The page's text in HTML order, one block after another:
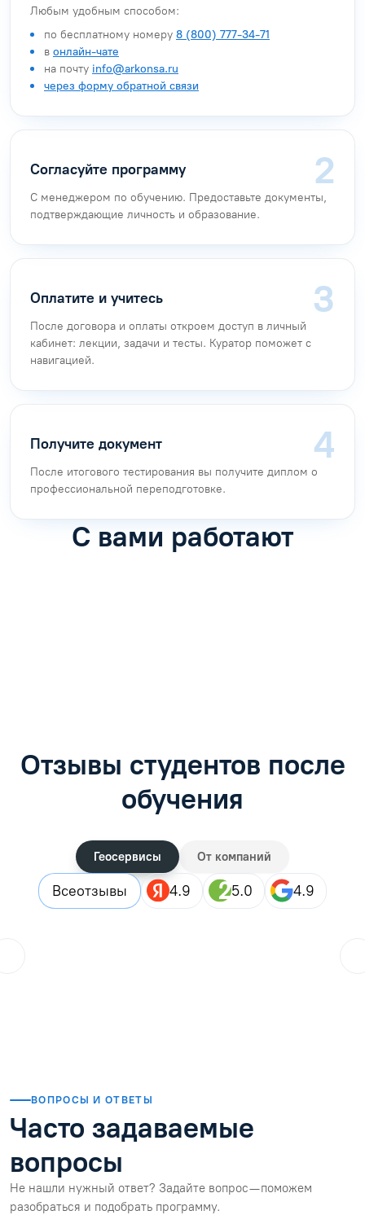
Любым удобным способом:
по бесплатному номеру 8 (800) 777-34-71
в онлайн-чате
на почту info@arkonsa.ru
через форму обратной связи
Согласуйте программу
С менеджером по обучению. Предоставьте документы,
подтверждающие личность и образование.
Оплатите и учитесь
После договора и оплаты откроем доступ в личный
кабинет: лекции, задачи и тесты. Куратор поможет с
навигацией.
Получите документ
После итогового тестирования вы получите диплом о
профессиональной переподготовке.
С вами работают
Отзывы студентов после
обучения
Геосервисы От компаний
Всеотзывы 4.9 5.0 4.9
ВОПРОСЫ И ОТВЕТЫ
Часто задаваемые
вопросы
Не нашли нужный ответ? Задайте вопрос — поможем
разобраться и подобрать программу.